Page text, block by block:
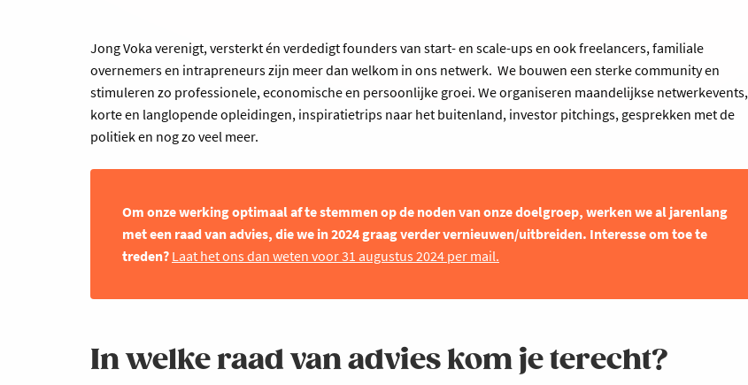
Jong Voka verenigt, versterkt én verdedigt founders van start- en scale-ups en ook freelancers, familiale
overnemers en intrapreneurs zijn meer dan welkom in ons netwerk. We bouwen een sterke community en
stimuleren zo professionele, economische en persoonlijke groei. We organiseren maandelijkse netwerkevents,
korte en langlopende opleidingen, inspiratietrips naar het buitenland, investor pitchings, gesprekken met de
politiek en nog zo veel meer.
Om onze werking optimaal af te stemmen op de noden van onze doelgroep, werken we al jarenlang
met een raad van advies, die we in 2024 graag verder vernieuwen/uitbreiden. Interesse om toe te
treden? Laat het ons dan weten voor 31 augustus 2024 per mail.
In welke raad van advies kom je terecht?